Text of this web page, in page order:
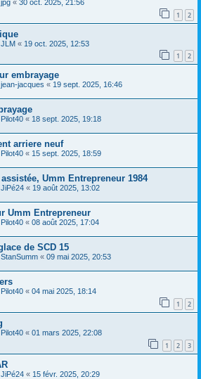
jpg « 30 oct. 2025, 21:56
1 2
JLM « 19 oct. 2025, 12:53
1 2
embrayage
jean-jacques « 19 sept. 2025, 16:46
Pilot40 « 18 sept. 2025, 19:18
arriere neuf
Pilot40 « 15 sept. 2025, 18:59
Umm Entrepreneur 1984
JiPé24 « 19 août 2025, 13:02
Umm Entrepreneur
Pilot40 « 08 août 2025, 17:04
de SCD 15
StanSumm « 09 mai 2025, 20:53
Pilot40 « 04 mai 2025, 18:14
1 2
Pilot40 « 01 mars 2025, 22:08
1 2 3
JiPé24 « 15 févr. 2025, 20:29